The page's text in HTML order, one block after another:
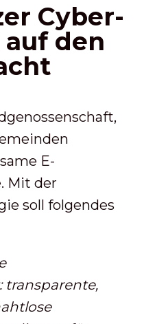
Cyber-
den
E-
Mit der
soll folgendes
transparente,